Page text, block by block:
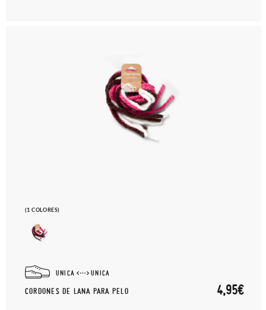
(1 COLORES)
UNICA UNICA
CORDONES DE LANA PARA PELO 4,95€